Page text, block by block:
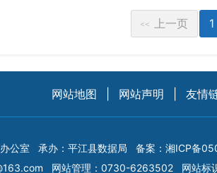
<< 上一页 1
网站地图 网站声明 友情
公室 承办：平江县数据局 备案： 湘ICP备
网站管理：0730-6263502 网站标